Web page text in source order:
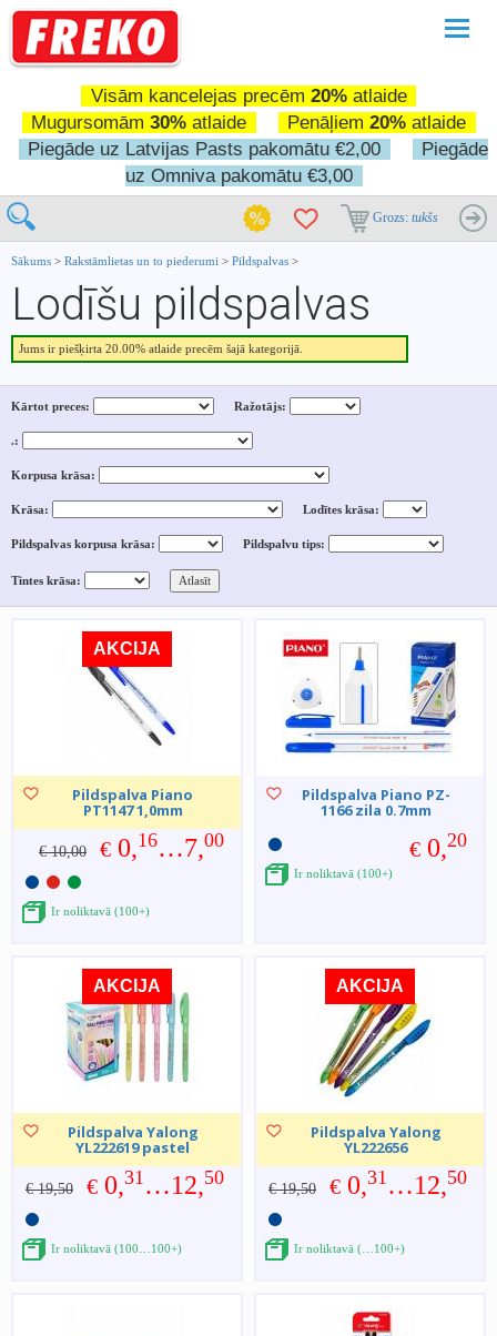
Visām kancelejas precēm 20%atlaide
Mugursomām 30% atlaide Penāļiem 20% atlaide
Piegāde uz Latvijas Pasts pakomātu €2,00
Piegāde
uz Omniva pakomātu €3,00
Grozs: tukšs
Sākums > Rakstāmlietas un to piederumi > Pildspalvas >
Lodīšu pildspalvas
Jums ir piešķirta 20.00% atlaide precēm šajā kategorijā.
Kārtot preces: Ražotājs:
.:
Korpusa krāsa:
Krāsa: Lodītes krāsa:
Pildspalvas korpusa krāsa: Pildspalvu tips:
Tintes krāsa:
AKCIJA
Pildspalva Piano
PT1147 1,0mm
€ 10,00 € 0,16…7,00
Ir noliktavā (100+)
Pildspalva Piano PZ-
1166 zila 0.7mm
€ 0,20
Ir noliktavā (100+)
AKCIJA
Pildspalva Yalong
YL222619 pastel
€ 19,50 € 0,31…12,50
Ir noliktavā (100…100+)
AKCIJA
Pildspalva Yalong
YL222656
€ 19,50 € 0,31…12,50
Ir noliktavā (…100+)